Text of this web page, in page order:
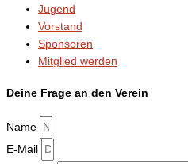
Jugend
Vorstand
Sponsoren
Mitglied werden
Deine Frage an den Verein
Name
E-Mail